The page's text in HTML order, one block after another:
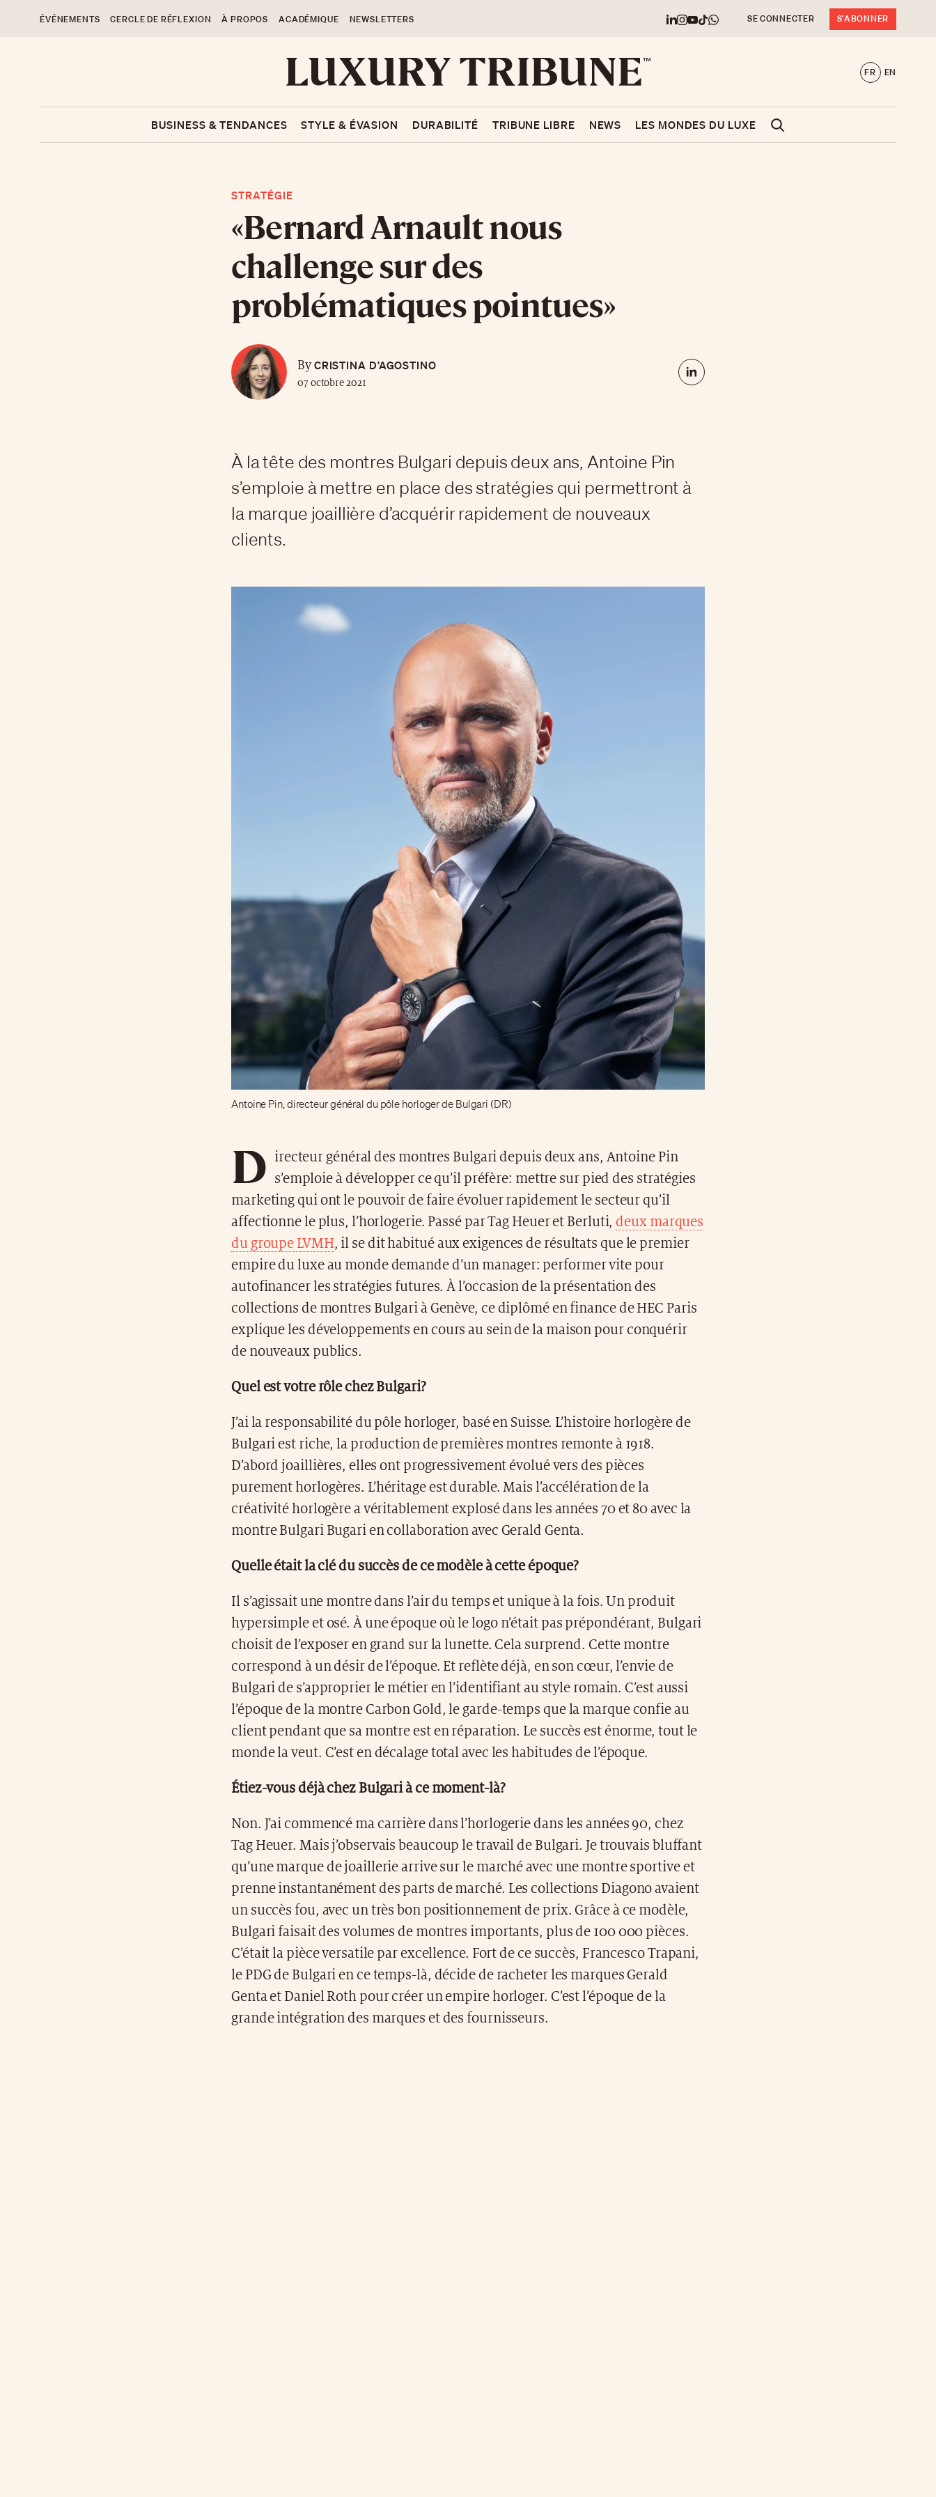
ÉVÉNEMENTS CERCLE DE RÉFLEXION À PROPOS ACADÉMIQUE NEWSLETTERS SE CONNECTER S'ABONNER
FR EN
BUSINESS & TENDANCES STYLE & ÉVASION DURABILITÉ TRIBUNE LIBRE NEWS LES MONDES DU LUXE
STRATÉGIE
«Bernard Arnault nous
challenge sur des
problématiques pointues»
ByCRISTINA D’AGOSTINO
07 octobre 2021
À la tête des montres Bulgari depuis deux ans, Antoine Pin
s’emploie à mettre en place des stratégies qui permettront à
la marque joaillière d’acquérir rapidement de nouveaux
clients.
Antoine Pin, directeur général du pôle horloger de Bulgari (DR)
D
irecteur général des montres Bulgari depuis deux ans, Antoine Pin
s’emploie à développer ce qu’il préfère: mettre sur pied des stratégies
marketing qui ont le pouvoir de faire évoluer rapidement le secteur qu’il
affectionne le plus, l’horlogerie. Passé par Tag Heuer et Berluti, deux marques
du groupe LVMH, il se dit habitué aux exigences de résultats que le premier
empire du luxe au monde demande d’un manager: performer vite pour
autofinancer les stratégies futures. À l’occasion de la présentation des
collections de montres Bulgari à Genève, ce diplômé en finance de HEC Paris
explique les développements en cours au sein de la maison pour conquérir
de nouveaux publics.
Quel est votre rôle chez Bulgari?
J’ai la responsabilité du pôle horloger, basé en Suisse. L’histoire horlogère de
Bulgari est riche, la production de premières montres remonte à 1918.
D’abord joaillières, elles ont progressivement évolué vers des pièces
purement horlogères. L’héritage est durable. Mais l’accélération de la
créativité horlogère a véritablement explosé dans les années 70 et 80 avec la
montre Bulgari Bugari en collaboration avec Gerald Genta.
Quelle était la clé du succès de ce modèle à cette époque?
Il s’agissait une montre dans l’air du temps et unique à la fois. Un produit
hypersimple et osé. À une époque où le logo n’était pas prépondérant, Bulgari
choisit de l’exposer en grand sur la lunette. Cela surprend. Cette montre
correspond à un désir de l’époque. Et reflète déjà, en son cœur, l’envie de
Bulgari de s’approprier le métier en l’identifiant au style romain. C’est aussi
l’époque de la montre Carbon Gold, le garde-temps que la marque confie au
client pendant que sa montre est en réparation. Le succès est énorme, tout le
monde la veut. C’est en décalage total avec les habitudes de l’époque.
Étiez-vous déjà chez Bulgari à ce moment-là?
Non. J’ai commencé ma carrière dans l’horlogerie dans les années 90, chez
Tag Heuer. Mais j’observais beaucoup le travail de Bulgari. Je trouvais bluffant
qu’une marque de joaillerie arrive sur le marché avec une montre sportive et
prenne instantanément des parts de marché. Les collections Diagono avaient
un succès fou, avec un très bon positionnement de prix. Grâce à ce modèle,
Bulgari faisait des volumes de montres importants, plus de 100 000 pièces.
C’était la pièce versatile par excellence. Fort de ce succès, Francesco Trapani,
le PDG de Bulgari en ce temps-là, décide de racheter les marques Gerald
Genta et Daniel Roth pour créer un empire horloger. C’est l’époque de la
grande intégration des marques et des fournisseurs.